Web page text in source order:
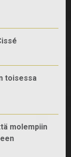
toisessa
molempiin